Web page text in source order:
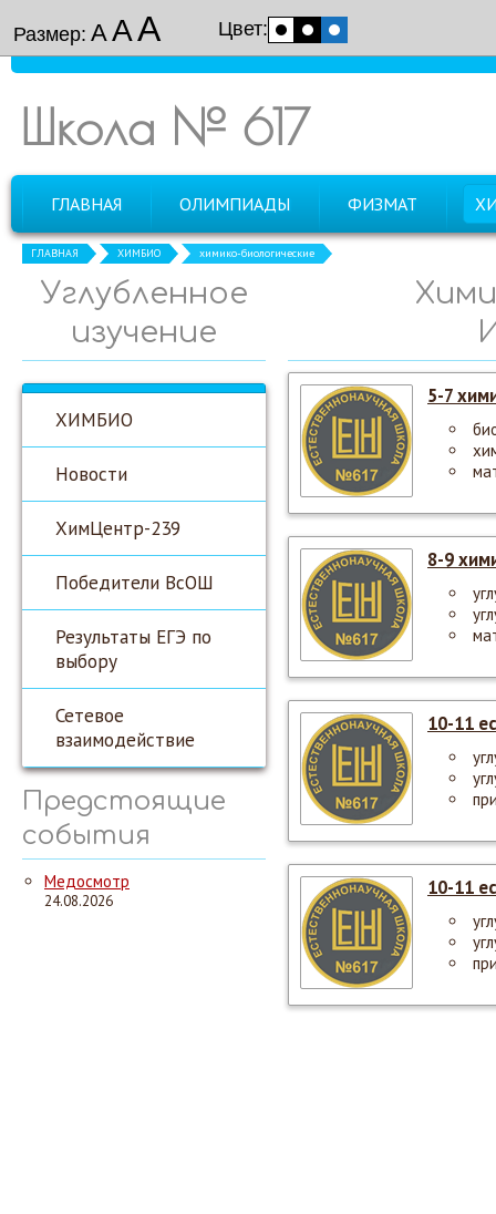
Размер: ААА Цвет:
Школа № 617
ГЛАВНАЯ ОЛИМПИАДЫ ФИЗМАТ
ГЛАВНАЯ ХИМБИО химико-биологические
Углубленное
изучение
ХИМБИО
Новости
ХимЦентр-239
Победители ВсОШ
Результаты ЕГЭ по
выбору
Сетевое
взаимодействие
Предстоящие
события
Медосмотр
24.08.2026
5-7
8-9
10-11
10-11